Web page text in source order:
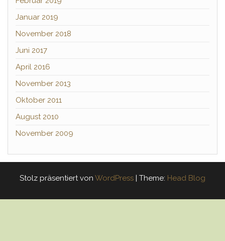
Januar 2019
November 2018
Juni 2017
April 2016
November 2013
Oktober 2011
August 2010
November 2009
Stolz präsentiert von WordPress | Theme: Head Blog